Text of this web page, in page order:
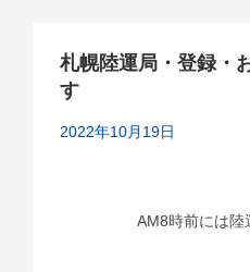
札幌陸運局・登録・
す
2022年10月19日
AM8時前には陸